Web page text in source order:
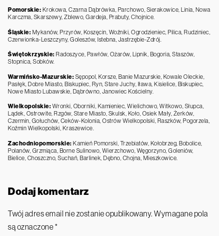
Pomorskie: Krokowa, Czarna Dąbrówka, Parchowo, Sierakowice, Linia, Nowa
Karczma, Skarszewy, Zblewo, Gardeja, Prabuty, Chojnice.
Śląskie: Mykanów, Przyrów, Koszęcin, Woźniki, Ogrodzieniec, Pilica, Rudziniec,
Czerwionka-Leszczyny, Goleszów, Istebna, Jastrzębie-Zdrój.
Świętokrzyskie: Radoszyce, Pawłów, Ożarów, Lipnik, Bogoria, Staszów,
Stopnica, Sobków.
Warmińsko-Mazurskie: Sępopol, Korsze, Banie Mazurskie, Kowale Oleckie,
Pasłęk, Dobre Miasto, Biskupiec, Ryn, Stare Juchy, Iława, Kisielice, Biskupiec,
Nowe Miasto Lubawskie, Dąbrówno, Janowiec Kościelny.
Wielkopolskie: Wronki, Oborniki, Kamieniec, Wielichowo, Witkowo, Słupca,
Lądek, Ostrowite, Rzgów, Stare Miasto, Skulsk, Koło, Osiek Mały, Żerków,
Czermin, Gołuchów, Ceków-Kolonia, Ostrów Wielkopolski, Raszków, Pogorzela,
Koźmin Wielkopolski, Kraszewice.
Zachodniopomorskie: Kamień Pomorski, Trzebiatów, Kołobrzeg, Bobolice,
Polanów, Grzmiąca, Borne Sulinowo, Wierzchowo, Węgorzyno, Goleniów,
Bielice, Choszczno, Suchań, Barlinek, Dębno, Chojna, Mieszkowice.
Dodaj komentarz
Twój adres email nie zostanie opublikowany. Wymagane pola
są oznaczone*